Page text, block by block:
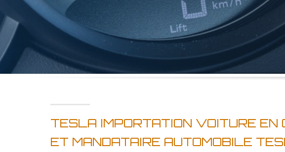
TESLA IMPORTATION VOITURE EN
ET MANDATAIRE AUTOMOBILE